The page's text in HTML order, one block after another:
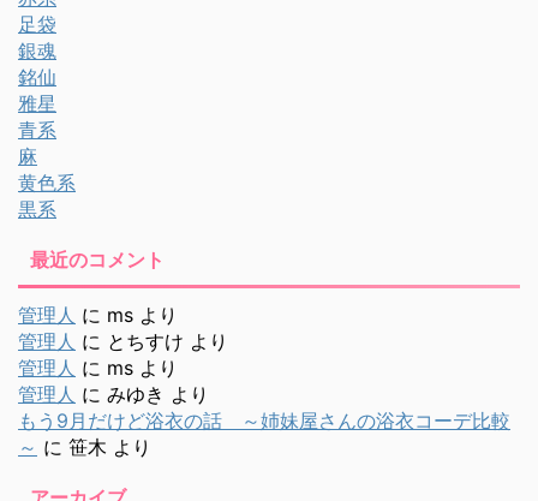
足袋
銀魂
銘仙
雅星
青系
麻
黄色系
黒系
最近のコメント
管理人 に ms より
管理人 に とちすけ より
管理人 に ms より
管理人 に みゆき より
もう9月だけど浴衣の話 ～姉妹屋さんの浴衣コーデ比較
～ に 笹木 より